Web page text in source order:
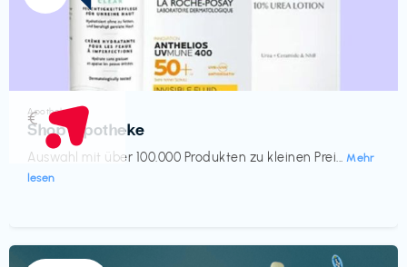
Apotheke
Shop Apotheke
Auswahl mit über 100.000 Produkten zu kleinen Prei... Mehr
lesen
€‎